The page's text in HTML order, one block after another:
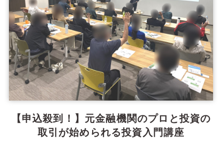
【申込殺到！】元金融機関のプロと投資の
取引が始められる投資入門講座